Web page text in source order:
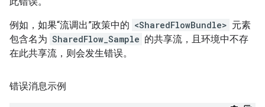
例如，如果“流调出”政策中的 <SharedFlowBundle> 元素
包含名为 SharedFlow_Sample 的共享流，且环境中不存
在此共享流，则会发生错误。
错误消息示例